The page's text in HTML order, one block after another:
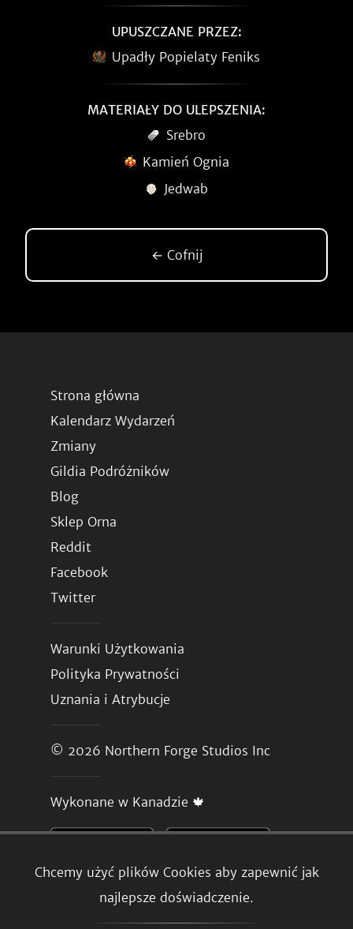
Chcemy użyć plików Cookies aby zapewnić jak
najlepsze doświadczenie.
UPUSZCZANE PRZEZ:
Upadły Popielaty Feniks
MATERIAŁY DO ULEPSZENIA:
Srebro
Kamień Ognia
Jedwab
← Cofnij
Strona główna
Kalendarz Wydarzeń
Zmiany
Gildia Podróżników
Blog
Sklep Orna
Reddit
Facebook
Twitter
Warunki Użytkowania
Polityka Prywatności
Uznania i Atrybucje
© 2026 Northern Forge Studios Inc
Wykonane w Kanadzie 🍁